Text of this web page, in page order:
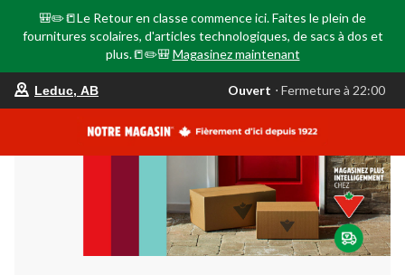
🎒✏️📒Le Retour en classe commence ici. Faites le plein de
fournitures scolaires, d'articles technologiques, de sacs à dos et
plus.📒✏️🎒 Magasinez maintenant
votre
est
AB,
Ouvert,
Fermeture
à
22:00
Leduc, AB Ouvert ⋅ Fermeture à 22:00